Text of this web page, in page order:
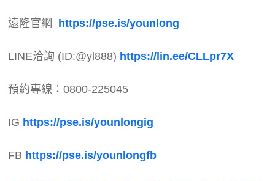
遠隆官網 https://pse.is/younlong
LINE洽詢 (ID:@yl888) https://lin.ee/CLLpr7X
預約專線：0800-225045
IG https://pse.is/younlongig
FB https://pse.is/younlongfb